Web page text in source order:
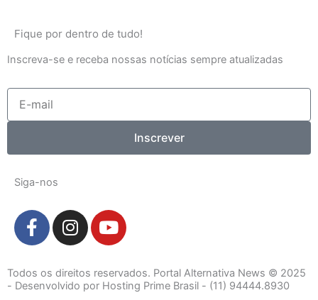
Fique por dentro de tudo!
Inscreva-se e receba nossas notícias sempre atualizadas
mail
Inscrever
Siga-nos
F
a
e
b
I
n
t
a
Y
o
t
u
Todos os direitos reservados. Portal Alternativa News © 2025
- Desenvolvido por Hosting Prime Brasil - (11) 94444.8930